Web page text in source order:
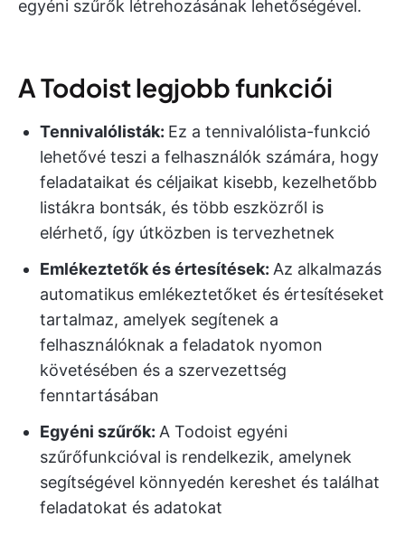
egyéni szűrők létrehozásának lehetőségével.
A Todoist legjobb funkciói
Tennivalólisták: Ez a tennivalólista-funkció
lehetővé teszi a felhasználók számára, hogy
feladataikat és céljaikat kisebb, kezelhetőbb
listákra bontsák, és több eszközről is
elérhető, így útközben is tervezhetnek
Emlékeztetők és értesítések: Az alkalmazás
automatikus emlékeztetőket és értesítéseket
tartalmaz, amelyek segítenek a
felhasználóknak a feladatok nyomon
követésében és a szervezettség
fenntartásában
Egyéni szűrők: A Todoist egyéni
szűrőfunkcióval is rendelkezik, amelynek
segítségével könnyedén kereshet és találhat
feladatokat és adatokat